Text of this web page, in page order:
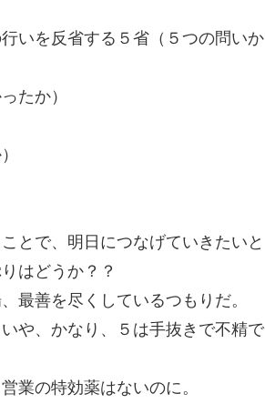
いを反省する５省（５つの問いか
たか）
とで、明日につなげていきたいと
はどうか？？
最善を尽くしているつもりだ。
や、かなり、５は手抜きで不精で
業の特効薬はないのに。